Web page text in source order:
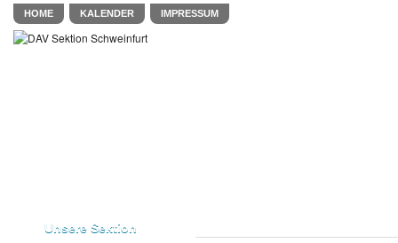
HOME KALENDER IMPRESSUM
Unsere Sektion